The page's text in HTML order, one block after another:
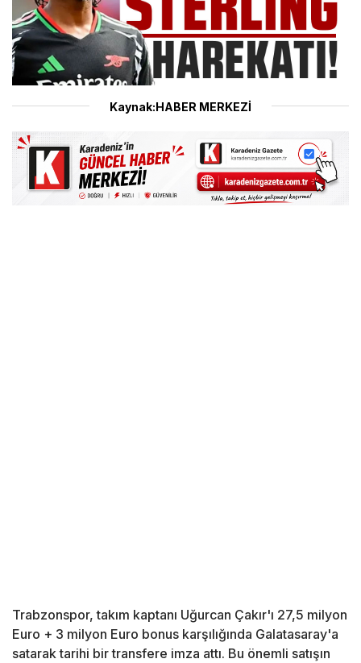
Kaynak:HABER MERKEZİ
Trabzonspor, takım kaptanı Uğurcan Çakır'ı 27,5 milyon
Euro + 3 milyon Euro bonus karşılığında Galatasaray'a
satarak tarihi bir transfere imza attı. Bu önemli satışın